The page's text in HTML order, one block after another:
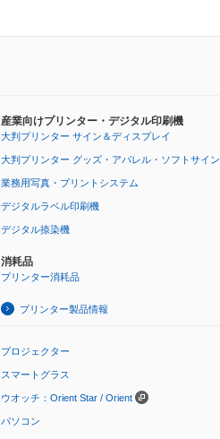
産業向けプリンター・デジタル印刷機
大判プリンター サイン＆ディスプレイ
大判プリンター グッズ・アパレル・ソフトサイン
業務用写真・プリントシステム
デジタルラベル印刷機
デジタル捺染機
消耗品
プリンター消耗品
プリンター製品情報
プロジェクター
スマートグラス
ウオッチ：Orient Star / Orient
パソコン